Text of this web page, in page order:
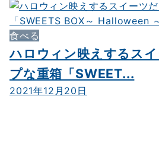
食べる
ハロウィン映えするス
プな重箱「SWEET...
2021年12月20日